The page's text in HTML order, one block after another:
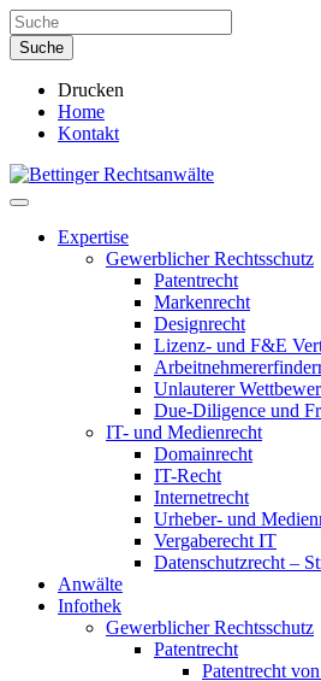
Drucken
Home
Kontakt
Expertise
Gewerblicher Rechtsschutz
Patentrecht
Markenrecht
Designrecht
Lizenz- und F&E
Unlauterer
Due-Diligence und
IT- und Medienrecht
Domainrecht
IT-Recht
Internetrecht
Urheber- und
Vergaberecht IT
Datenschutzrecht –
Anwälte
Infothek
Gewerblicher Rechtsschutz
Patentrecht
Patentrecht